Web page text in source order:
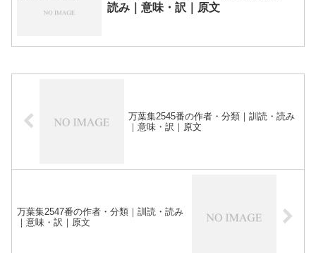
読み｜意味・訳｜原文
万葉集2545番の作者・分類｜訓読・読み
｜意味・訳｜原文
万葉集2547番の作者・分類｜訓読・読み
｜意味・訳｜原文